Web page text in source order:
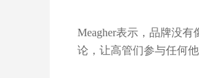
Meagher表示，品牌没
论，让高管们参与任何